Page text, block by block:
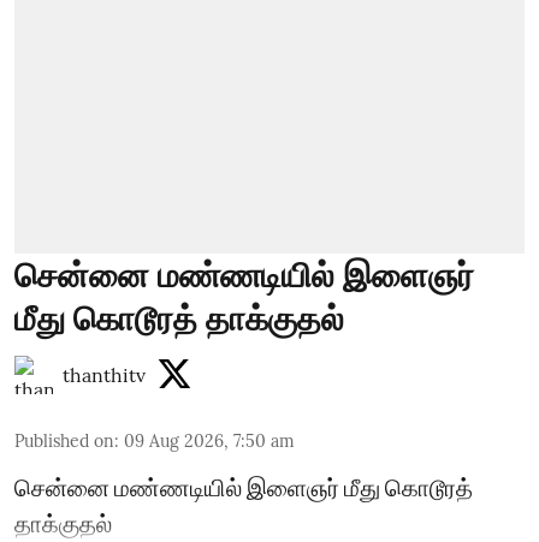
சென்னை மண்ணடியில் இளைஞர்
மீது கொடூரத் தாக்குதல்
thanthitv
Published on: 09 Aug 2026, 7:50 am
சென்னை மண்ணடியில் இளைஞர் மீது கொடூரத்
தாக்குதல்